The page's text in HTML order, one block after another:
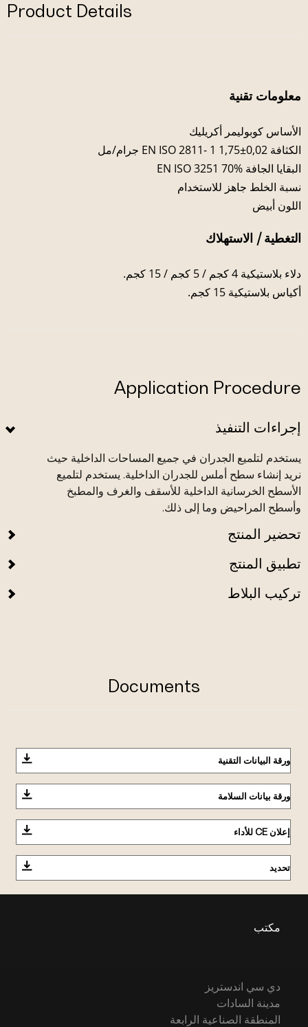
Product Details
معلومات تقنية
الأساس كوبوليمر أكريليك
الكثافة EN ISO 2811- 1 1,75±0,02 جرام/مل
البقايا الجافة EN ISO 3251 70%
نسبة الخلط جاهز للاستخدام
اللون أبيض
التغطية / الاستهلاك
دلاء بلاستيكية 4 كجم / 5 كجم / 15 كجم.
أكياس بلاستيكية 15 كجم.
Application Procedure
إجراءات التنفيذ
يستخدم لتلميع الجدران في جميع المساحات الداخلية حيث
نريد إنشاء سطح أملس للجدران الداخلية. يستخدم لتلميع
الأسطح الخرسانية الداخلية للأسقف والغرف والمطبخ
وأسطح المراحيض وما إلى ذلك.
تحضير المنتج
تطبيق المنتج
تركيب البلاط
Documents
ورقة البيانات التقنية
ورقة بيانات السلامة
إعلان CE للأداء
تحديد
مكتب
دي سي اندستريز
مدينة السادات
المنطقة الصناعية الرابعة